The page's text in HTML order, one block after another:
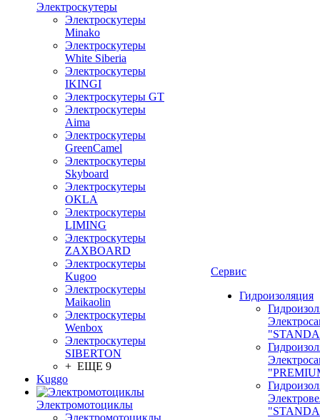
Электроскутеры
Электроскутеры
Minako
Электроскутеры
White Siberia
Электроскутеры
IKINGI
Электроскутеры GT
Электроскутеры
Aima
Электроскутеры
GreenCamel
Электроскутеры
Skyboard
Электроскутеры
OKLA
Электроскутеры
LIMING
Электроскутеры
ZAXBOARD
Электроскутеры
Kugoo
Электроскутеры
Maikaolin
Электроскутеры
Wenbox
Электроскутеры
SIBERTON
+ ЕЩЕ 9
Kuggo
Электромотоциклы
Электромотоциклы
Сервис
Гидроизоляция